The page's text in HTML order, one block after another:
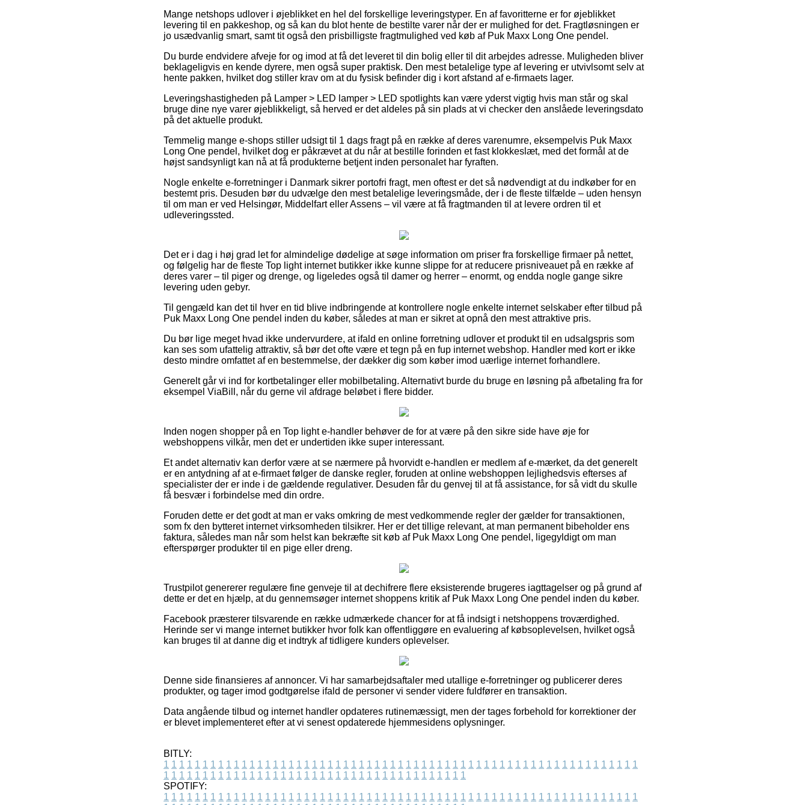
Mange netshops udlover i øjeblikket en hel del forskellige leveringstyper. En af favoritterne er for øjeblikket
levering til en pakkeshop, og så kan du blot hente de bestilte varer når der er mulighed for det. Fragtløsningen er
jo usædvanlig smart, samt tit også den prisbilligste fragtmulighed ved køb af Puk Maxx Long One pendel.
Du burde endvidere afveje for og imod at få det leveret til din bolig eller til dit arbejdes adresse. Muligheden bliver
beklageligvis en kende dyrere, men også super praktisk. Den mest betalelige type af levering er utvivlsomt selv at
hente pakken, hvilket dog stiller krav om at du fysisk befinder dig i kort afstand af e-firmaets lager.
Leveringshastigheden på Lamper > LED lamper > LED spotlights kan være yderst vigtig hvis man står og skal
bruge dine nye varer øjeblikkeligt, så herved er det aldeles på sin plads at vi checker den anslåede leveringsdato
på det aktuelle produkt.
Temmelig mange e-shops stiller udsigt til 1 dags fragt på en række af deres varenumre, eksempelvis Puk Maxx
Long One pendel, hvilket dog er påkrævet at du når at bestille forinden et fast klokkeslæt, med det formål at de
højst sandsynligt kan nå at få produkterne betjent inden personalet har fyraften.
Nogle enkelte e-forretninger i Danmark sikrer portofri fragt, men oftest er det så nødvendigt at du indkøber for en
bestemt pris. Desuden bør du udvælge den mest betalelige leveringsmåde, der i de fleste tilfælde – uden hensyn
til om man er ved Helsingør, Middelfart eller Assens – vil være at få fragtmanden til at levere ordren til et
udleveringssted.
Det er i dag i høj grad let for almindelige dødelige at søge information om priser fra forskellige firmaer på nettet,
og følgelig har de fleste Top light internet butikker ikke kunne slippe for at reducere prisniveauet på en række af
deres varer – til piger og drenge, og ligeledes også til damer og herrer – enormt, og endda nogle gange sikre
levering uden gebyr.
Til gengæld kan det til hver en tid blive indbringende at kontrollere nogle enkelte internet selskaber efter tilbud på
Puk Maxx Long One pendel inden du køber, således at man er sikret at opnå den mest attraktive pris.
Du bør lige meget hvad ikke undervurdere, at ifald en online forretning udlover et produkt til en udsalgspris som
kan ses som ufattelig attraktiv, så bør det ofte være et tegn på en fup internet webshop. Handler med kort er ikke
desto mindre omfattet af en bestemmelse, der dækker dig som køber imod uærlige internet forhandlere.
Generelt går vi ind for kortbetalinger eller mobilbetaling. Alternativt burde du bruge en løsning på afbetaling fra for
eksempel ViaBill, når du gerne vil afdrage beløbet i flere bidder.
Inden nogen shopper på en Top light e-handler behøver de for at være på den sikre side have øje for
webshoppens vilkår, men det er undertiden ikke super interessant.
Et andet alternativ kan derfor være at se nærmere på hvorvidt e-handlen er medlem af e-mærket, da det generelt
er en antydning af at e-firmaet følger de danske regler, foruden at online webshoppen lejlighedsvis efterses af
specialister der er inde i de gældende regulativer. Desuden får du genvej til at få assistance, for så vidt du skulle
få besvær i forbindelse med din ordre.
Foruden dette er det godt at man er vaks omkring de mest vedkommende regler der gælder for transaktionen,
som fx den bytteret internet virksomheden tilsikrer. Her er det tillige relevant, at man permanent bibeholder ens
faktura, således man når som helst kan bekræfte sit køb af Puk Maxx Long One pendel, ligegyldigt om man
efterspørger produkter til en pige eller dreng.
Trustpilot genererer regulære fine genveje til at dechifrere flere eksisterende brugeres iagttagelser og på grund af
dette er det en hjælp, at du gennemsøger internet shoppens kritik af Puk Maxx Long One pendel inden du køber.
Facebook præsterer tilsvarende en række udmærkede chancer for at få indsigt i netshoppens troværdighed.
Herinde ser vi mange internet butikker hvor folk kan offentliggøre en evaluering af købsoplevelsen, hvilket også
kan bruges til at danne dig et indtryk af tidligere kunders oplevelser.
Denne side finansieres af annoncer. Vi har samarbejdsaftaler med utallige e-forretninger og publicerer deres
produkter, og tager imod godtgørelse ifald de personer vi sender videre fuldfører en transaktion.
Data angående tilbud og internet handler opdateres rutinemæssigt, men der tages forbehold for korrektioner der
er blevet implementeret efter at vi senest opdaterede hjemmesidens oplysninger.
BITLY:
1 1 1 1 1 1 1 1 1 1 1 1 1 1 1 1 1 1 1 1 1 1 1 1 1 1 1 1 1 1 1 1 1 1 1 1 1 1 1 1 1 1 1 1 1 1 1 1 1 1 1 1 1 1 1 1 1 1 1 1 1
1 1 1 1 1 1 1 1 1 1 1 1 1 1 1 1 1 1 1 1 1 1 1 1 1 1 1 1 1 1 1 1 1 1 1 1 1 1 1
SPOTIFY:
1 1 1 1 1 1 1 1 1 1 1 1 1 1 1 1 1 1 1 1 1 1 1 1 1 1 1 1 1 1 1 1 1 1 1 1 1 1 1 1 1 1 1 1 1 1 1 1 1 1 1 1 1 1 1 1 1 1 1 1 1